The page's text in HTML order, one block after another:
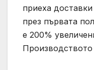
приеха
през първата
е 200%